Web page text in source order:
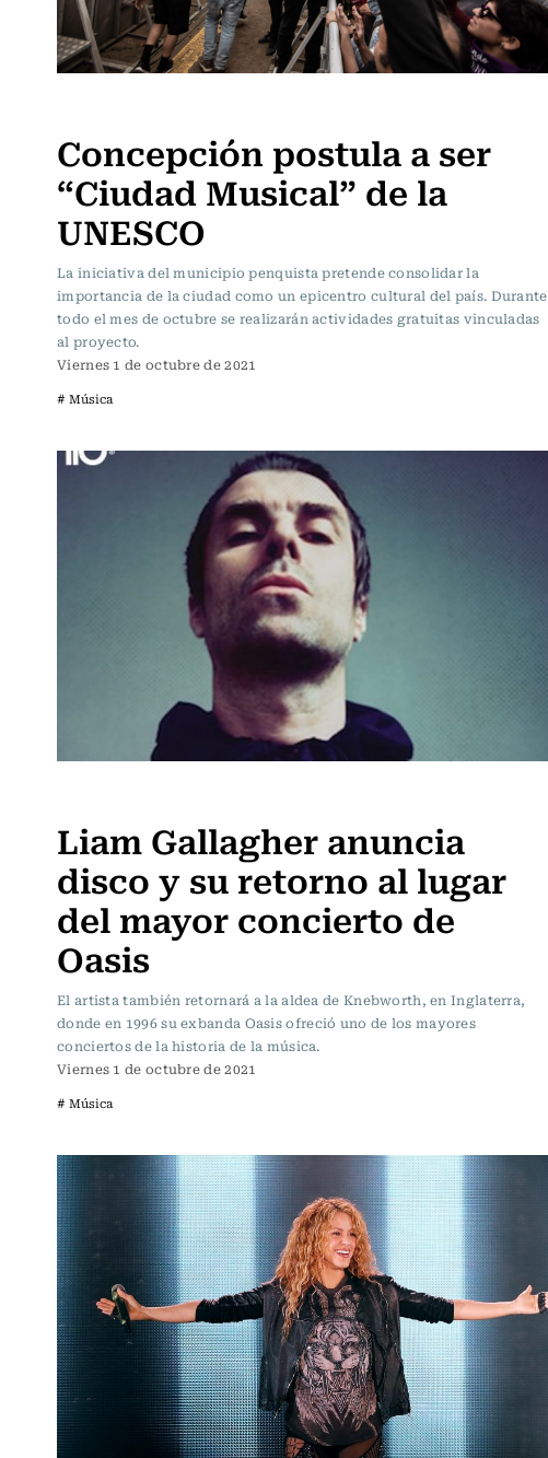
Concepción postula a ser
“Ciudad Musical” de la
UNESCO
La iniciativa del municipio penquista pretende consolidar la
importancia de la ciudad como un epicentro cultural del país. Durante
todo el mes de octubre se realizarán actividades gratuitas vinculadas
al proyecto.
Viernes 1 de octubre de 2021
# Música
Liam Gallagher anuncia
disco y su retorno al lugar
del mayor concierto de
Oasis
El artista también retornará a la aldea de Knebworth, en Inglaterra,
donde en 1996 su exbanda Oasis ofreció uno de los mayores
conciertos de la historia de la música.
Viernes 1 de octubre de 2021
# Música